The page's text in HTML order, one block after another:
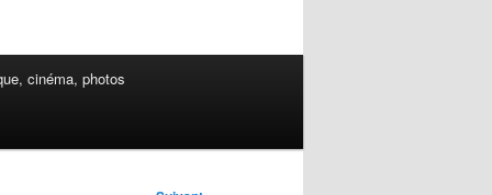
cinéma, photos